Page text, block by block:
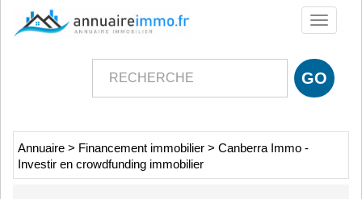
Toggle
Annuaire > Financement immobilier > Canberra Immo -
Investir en crowdfunding immobilier